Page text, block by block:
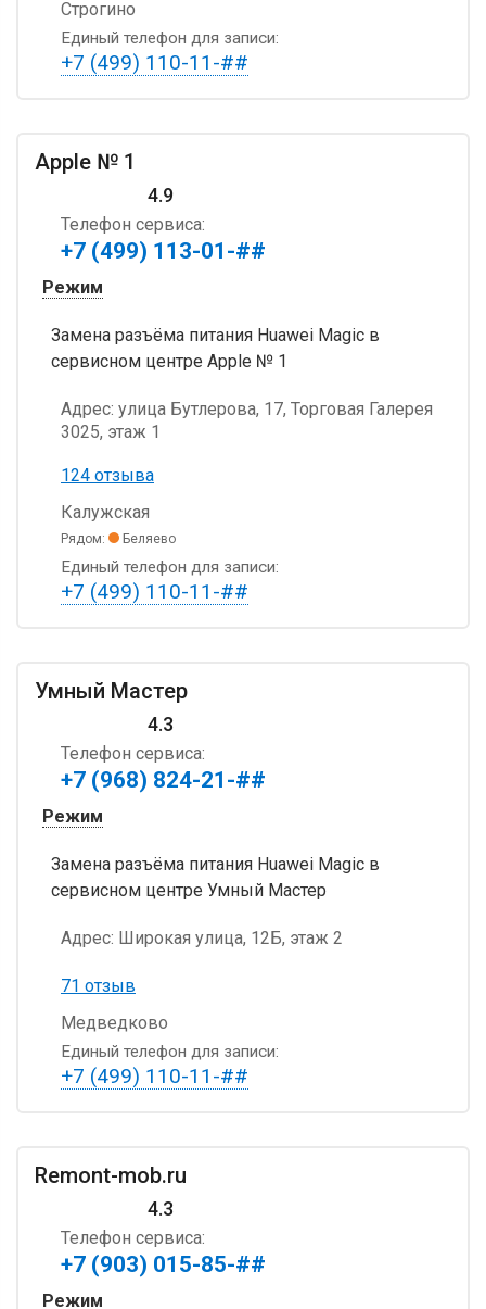
Строгино
Единый телефон для записи:
+7 (499) 110-11-##
Apple № 1
4.9
Телефон сервиса:
+7 (499) 113-01-##
Режим
Замена разъёма питания Huawei Magic в
сервисном центре Apple № 1
Адрес: улица Бутлерова, 17, Торговая Галерея
3025, этаж 1
124 отзыва
Калужская
Рядом: Беляево
Единый телефон для записи:
+7 (499) 110-11-##
Умный Мастер
4.3
Телефон сервиса:
+7 (968) 824-21-##
Режим
Замена разъёма питания Huawei Magic в
сервисном центре Умный Мастер
Адрес: Широкая улица, 12Б, этаж 2
71 отзыв
Медведково
Единый телефон для записи:
+7 (499) 110-11-##
Remont-mob.ru
4.3
Телефон сервиса:
+7 (903) 015-85-##
Режим